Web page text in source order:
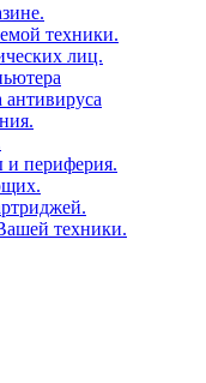
техники.
лиц.
антивируса
и периферия.
техники.